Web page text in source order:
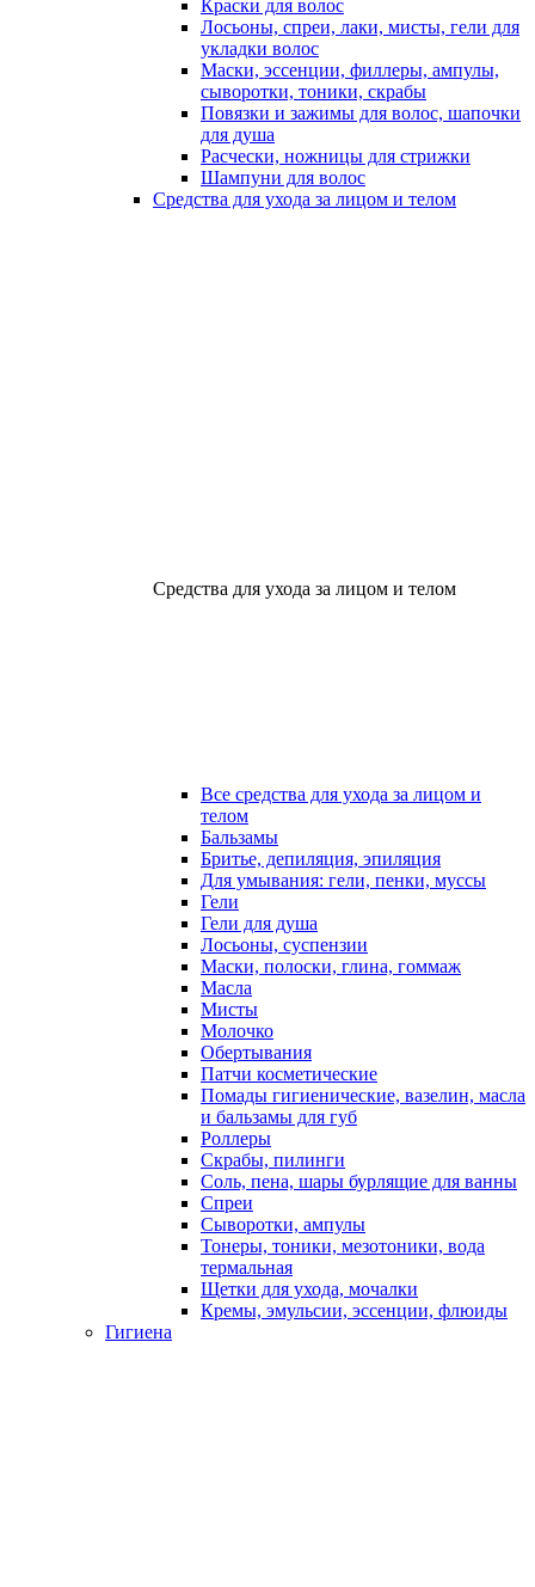
Краски для волос
Лосьоны, спреи, лаки, мисты, гели для
укладки волос
Маски, эссенции, филлеры, ампулы,
сыворотки, тоники, скрабы
Повязки и зажимы для волос, шапочки
для душа
Расчески, ножницы для стрижки
Шампуни для волос
Средства для ухода за лицом и телом
Средства для ухода за лицом и телом
Все средства для ухода за лицом и
телом
Бальзамы
Бритье, депиляция, эпиляция
Для умывания: гели, пенки, муссы
Гели
Гели для душа
Лосьоны, суспензии
Маски, полоски, глина, гоммаж
Масла
Мисты
Молочко
Обертывания
Патчи косметические
Помады гигиенические, вазелин, масла
и бальзамы для губ
Роллеры
Скрабы, пилинги
Соль, пена, шары бурлящие для ванны
Спреи
Сыворотки, ампулы
Тонеры, тоники, мезотоники, вода
термальная
Щетки для ухода, мочалки
Кремы, эмульсии, эссенции, флюиды
Гигиена